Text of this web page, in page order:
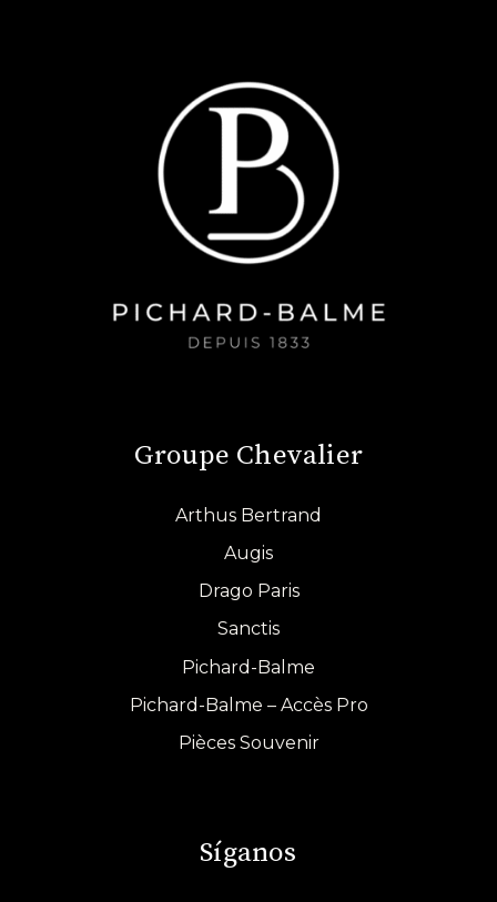
Groupe Chevalier
Arthus Bertrand
Augis
Drago Paris
Sanctis
Pichard-Balme
Pichard-Balme – Accès Pro
Pièces Souvenir
Síganos